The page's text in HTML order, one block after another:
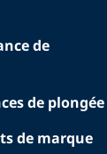
de
de plongée
de marque